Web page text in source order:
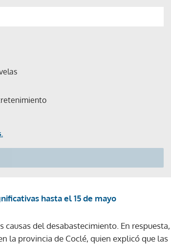
hasta el 15 de mayo
del desabastecimiento. En respuesta,
la provincia de Coclé, quien explicó que las